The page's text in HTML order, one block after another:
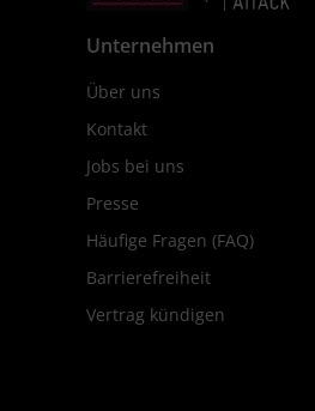
Unternehmen
Über uns
Kontakt
Jobs bei uns
Presse
Häufige Fragen (FAQ)
Barrierefreiheit
Vertrag kündigen